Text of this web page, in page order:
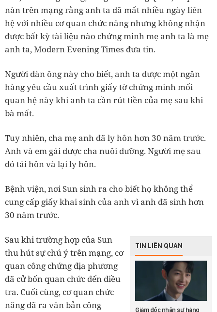
nàn trên mạng rằng anh ta đã mất nhiều ngày liên
hệ với nhiều cơ quan chức năng nhưng không nhận
được bất kỳ tài liệu nào chứng minh mẹ anh ta là mẹ
anh ta, Modern Evening Times đưa tin.
Người đàn ông này cho biết, anh ta được một ngân
hàng yêu cầu xuất trình giấy tờ chứng minh mối
quan hệ này khi anh ta cần rút tiền của mẹ sau khi
bà mất.
Tuy nhiên, cha mẹ anh đã ly hôn hơn 30 năm trước.
Anh và em gái được cha nuôi dưỡng. Người mẹ sau
đó tái hôn và lại ly hôn.
Bệnh viện, nơi Sun sinh ra cho biết họ không thể
cung cấp giấy khai sinh của anh vì anh đã sinh hơn
30 năm trước.
TIN LIÊN QUAN
Giám đốc nhân sự hàng
Sau khi trường hợp của Sun
thu hút sự chú ý trên mạng, cơ
quan công chứng địa phương
đã cử bốn quan chức đến điều
tra. Cuối cùng, cơ quan chức
năng đã ra văn bản công